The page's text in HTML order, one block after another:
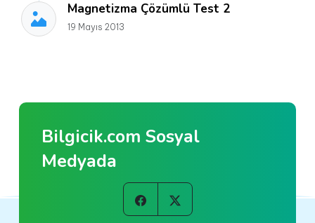
Magnetizma Çözümlü Test 2
19 Mayıs 2013
Bilgicik.com Sosyal
Medyada